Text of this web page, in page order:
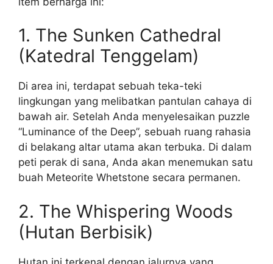
1. The Sunken Cathedral
(Katedral Tenggelam)
Di area ini, terdapat sebuah teka-teki
lingkungan yang melibatkan pantulan cahaya di
bawah air. Setelah Anda menyelesaikan puzzle
“Luminance of the Deep”, sebuah ruang rahasia
di belakang altar utama akan terbuka. Di dalam
peti perak di sana, Anda akan menemukan satu
buah Meteorite Whetstone secara permanen.
2. The Whispering Woods
(Hutan Berbisik)